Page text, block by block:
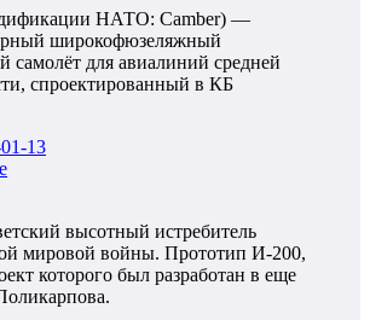
НАТО: Camber) —
широкофюзеляжный
самолёт для авиалиний средней
спроектированный в КБ
13
высотный истребитель
мировой войны. Прототип И-200,
которого был разработан в еще